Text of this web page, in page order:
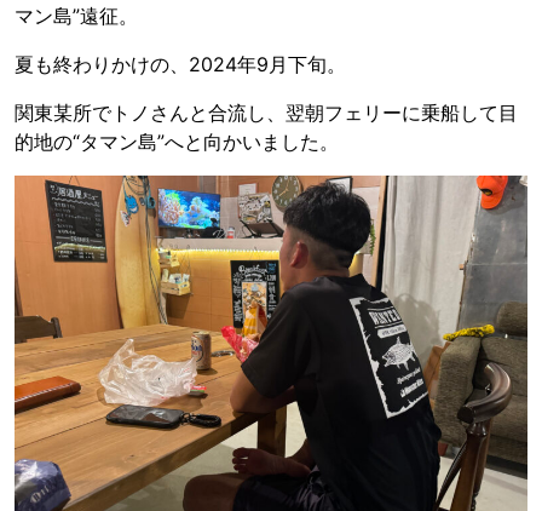
マン島”遠征。
夏も終わりかけの、2024年9月下旬。
関東某所でトノさんと合流し、翌朝フェリーに乗船して目
的地の“タマン島”へと向かいました。